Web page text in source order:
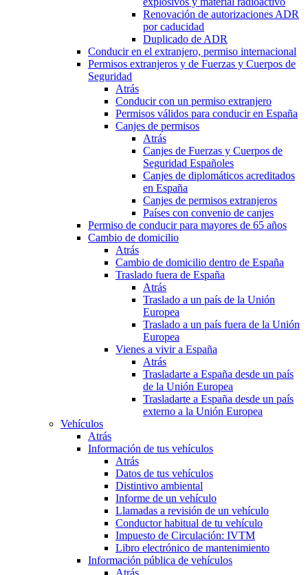
Renovación de autorizaciones ADR
por caducidad
Duplicado de ADR
Conducir en el extranjero, permiso internacional
Permisos extranjeros y de Fuerzas y Cuerpos de
Seguridad
Atrás
Conducir con un permiso extranjero
Permisos válidos para conducir en España
Canjes de permisos
Atrás
Canjes de Fuerzas y Cuerpos de
Seguridad Españoles
Canjes de diplomáticos acreditados
en España
Canjes de permisos extranjeros
Países con convenio de canjes
Permiso de conducir para mayores de 65 años
Cambio de domicilio
Atrás
Cambio de domicilio dentro de España
Traslado fuera de España
Atrás
Traslado a un país de la Unión
Europea
Traslado a un país fuera de la Unión
Europea
Vienes a vivir a España
Atrás
Trasladarte a España desde un país
de la Unión Europea
Trasladarte a España desde un país
externo a la Unión Europea
Vehículos
Atrás
Información de tus vehículos
Atrás
Datos de tus vehículos
Distintivo ambiental
Informe de un vehículo
Llamadas a revisión de un vehículo
Conductor habitual de tu vehículo
Impuesto de Circulación: IVTM
Libro electrónico de mantenimiento
Información pública de vehículos